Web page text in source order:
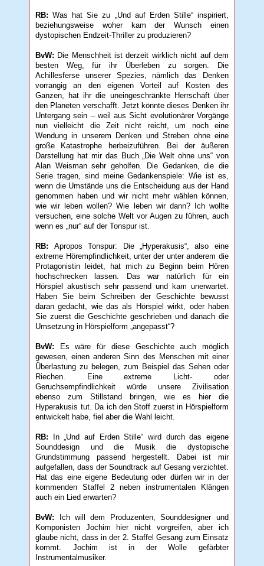
RB: Was hat Sie zu „Und auf Erden Stille“ inspiriert,
beziehungsweise woher kam der Wunsch einen
dystopischen Endzeit-Thriller zu produzieren?
BvW: Die Menschheit ist derzeit wirklich nicht auf dem
besten Weg, für ihr Überleben zu sorgen. Die
Achillesferse unserer Spezies, nämlich das Denken
vorrangig an den eigenen Vorteil auf Kosten des
Ganzen, hat ihr die uneingeschränkte Herrschaft über
den Planeten verschafft. Jetzt könnte dieses Denken ihr
Untergang sein – weil aus Sicht evolutionärer Vorgänge
nun vielleicht die Zeit nicht reicht, um noch eine
Wendung in unserem Denken und Streben ohne eine
große Katastrophe herbeizuführen. Bei der äußeren
Darstellung hat mir das Buch „Die Welt ohne uns“ von
Alan Weisman sehr geholfen. Die Gedanken, die die
Serie tragen, sind meine Gedankenspiele: Wie ist es,
wenn die Umstände uns die Entscheidung aus der Hand
genommen haben und wir nicht mehr wählen können,
wie wir leben wollen? Wie leben wir dann? Ich wollte
versuchen, eine solche Welt vor Augen zu führen, auch
wenn es „nur“ auf der Tonspur ist.
RB: Apropos Tonspur: Die „Hyperakusis“, also eine
extreme Hörempfindlichkeit, unter der unter anderem die
Protagonistin leidet, hat mich zu Beginn beim Hören
hochschrecken lassen. Das war natürlich für ein
Hörspiel akustisch sehr passend und kam unerwartet.
Haben Sie beim Schreiben der Geschichte bewusst
daran gedacht, wie das als Hörspiel wirkt, oder haben
Sie zuerst die Geschichte geschrieben und danach die
Umsetzung in Hörspielform „angepasst“?
BvW: Es wäre für diese Geschichte auch möglich
gewesen, einen anderen Sinn des Menschen mit einer
Überlastung zu belegen, zum Beispiel das Sehen oder
Riechen. Eine extreme Licht- oder
Geruchsempfindlichkeit würde unsere Zivilisation
ebenso zum Stillstand bringen, wie es hier die
Hyperakusis tut. Da ich den Stoff zuerst in Hörspielform
entwickelt habe, fiel aber die Wahl leicht.
RB: In „Und auf Erden Stille“ wird durch das eigene
Sounddesign und die Musik die dystopische
Grundstimmung passend hergestellt. Dabei ist mir
aufgefallen, dass der Soundtrack auf Gesang verzichtet.
Hat das eine eigene Bedeutung oder dürfen wir in der
kommenden Staffel 2 neben instrumentalen Klängen
auch ein Lied erwarten?
BvW: Ich will dem Produzenten, Sounddesigner und
Komponisten Jochim hier nicht vorgreifen, aber ich
glaube nicht, dass in der 2. Staffel Gesang zum Einsatz
kommt. Jochim ist in der Wolle gefärbter
Instrumentalmusiker.